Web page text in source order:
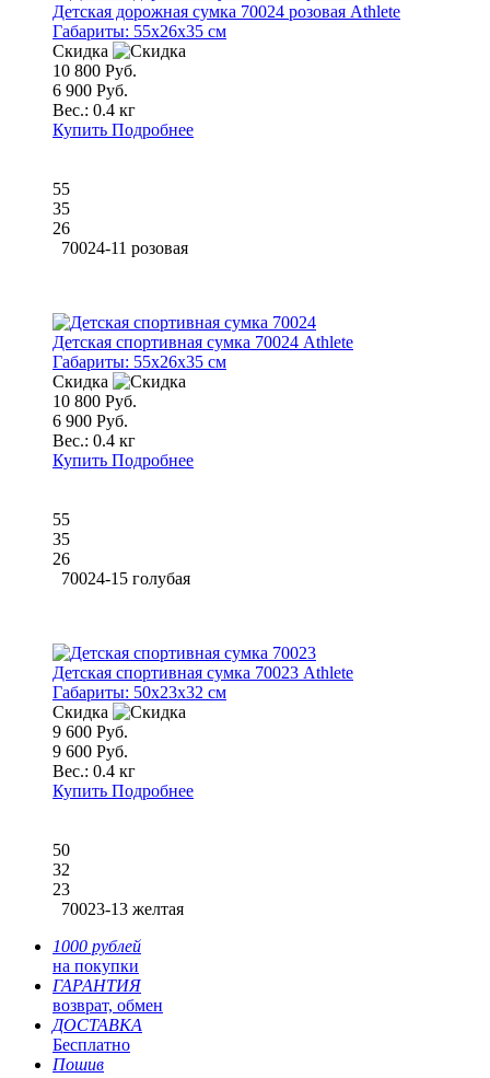
Детская дорожная сумка 70024 розовая Athlete
Габариты: 55x26x35 см
Скидка
10 800 Руб.
6 900 Руб.
Вес.: 0.4 кг
Купить Подробнее
55
35
26
70024-11 розовая
Детская спортивная сумка 70024 Athlete
Габариты: 55x26x35 см
Скидка
10 800 Руб.
6 900 Руб.
Вес.: 0.4 кг
Купить Подробнее
55
35
26
70024-15 голубая
Детская спортивная сумка 70023 Athlete
Габариты: 50x23x32 см
Скидка
9 600 Руб.
9 600 Руб.
Вес.: 0.4 кг
Купить Подробнее
50
32
23
70023-13 желтая
1000 рублей
на покупки
ГАРАНТИЯ
возврат, обмен
ДОСТАВКА
Бесплатно
Пошив